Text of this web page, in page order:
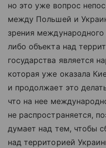
но это уже вопрос
между Польшей и
зрения
либо объекта над
государства является
которая уже оказала
и продолжает это
что на нее
не распространяется,
думает над тем, чтобы
над территорией